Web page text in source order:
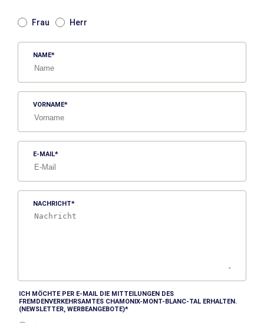
Frau Herr
NAME
VORNAME
E-MAIL
NACHRICHT
ICH MÖCHTE PER E-MAIL DIE MITTEILUNGEN DES
FREMDENVERKEHRSAMTES CHAMONIX-MONT-BLANC-TAL ERHALTEN.
(NEWSLETTER, WERBEANGEBOTE)